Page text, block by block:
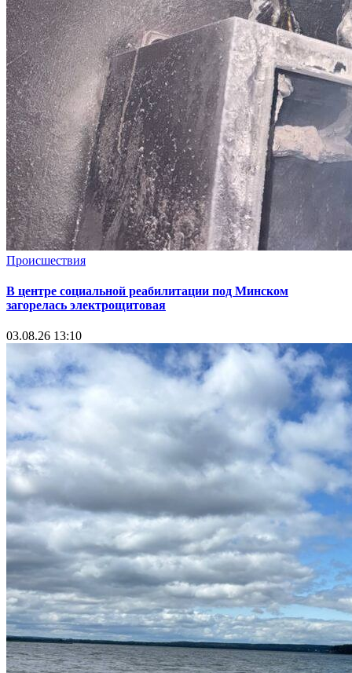
Происшествия
В центре социальной реабилитации под Минском
загорелась электрощитовая
03.08.26 13:10